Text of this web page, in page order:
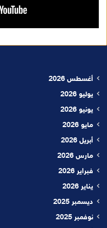
أغسطس 2026
يوليو 2026
يونيو 2026
مايو 2026
أبريل 2026
مارس 2026
فبراير 2026
يناير 2026
ديسمبر 2025
نوفمبر 2025